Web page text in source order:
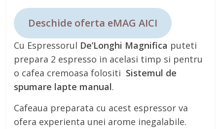
Deschide oferta eMAG AICI
Cu Espressorul De’Longhi Magnifica puteti
prepara 2 espresso in acelasi timp si pentru
o cafea cremoasa folositi Sistemul de
spumare lapte manual.
Cafeaua preparata cu acest espressor va
ofera experienta unei arome inegalabile.